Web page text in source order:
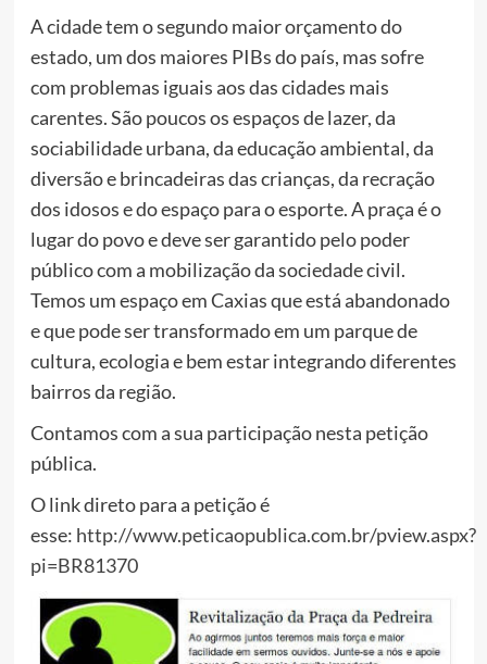
A cidade tem o segundo maior orçamento do
estado, um dos maiores PIBs do país, mas sofre
com problemas iguais aos das cidades mais
carentes. São poucos os espaços de lazer, da
sociabilidade urbana, da educação ambiental, da
diversão e brincadeiras das crianças, da recração
dos idosos e do espaço para o esporte. Apraça é o
lugar do povo e deve ser garantido pelo poder
público com a mobilização da sociedade civil.
Temos um espaço em Caxias que está abandonado
e que pode ser transformado em um parque de
cultura, ecologia e bem estar integrando diferentes
bairros da região.
Contamos com a sua participação nesta petição
pública.
O link direto para a petição é
esse: http://www.peticaopublica.com.br/pview.aspx?
pi=BR81370